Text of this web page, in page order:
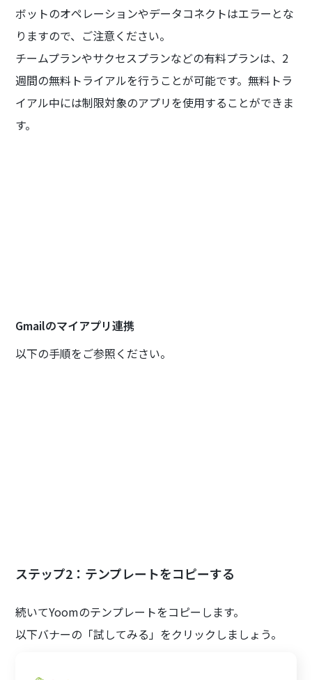
ボットのオペレーションやデータコネクトはエラーとな
りますので、ご注意ください。
チームプランやサクセスプランなどの有料プランは、2
週間の無料トライアルを行うことが可能です。無料トラ
イアル中には制限対象のアプリを使用することができま
す。
Gmailのマイアプリ連携
以下の手順をご参照ください。
ステップ2：テンプレートをコピーする
続いてYoomのテンプレートをコピーします。
以下バナーの「試してみる」をクリックしましょう。